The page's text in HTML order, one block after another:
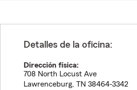
Detalles de la oficina:
Dirección física:
708 North Locust Ave
Lawrenceburg, TN 38464-3342